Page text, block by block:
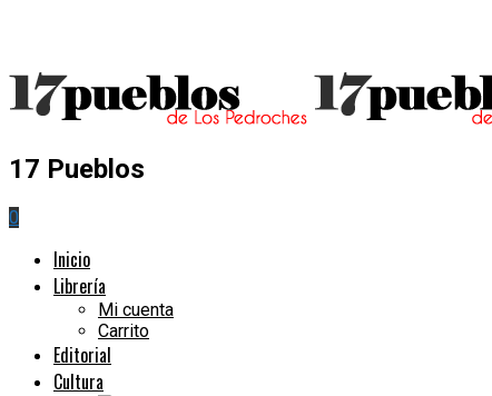
17 Pueblos
0
Inicio
Librería
Mi cuenta
Carrito
Editorial
Cultura